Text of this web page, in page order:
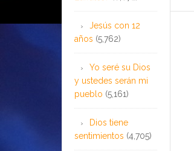
Jesús con 12
años (5,762)
Yo seré su Dios
y ustedes serán mi
pueblo (5,161)
Dios tiene
sentimientos (4,705)